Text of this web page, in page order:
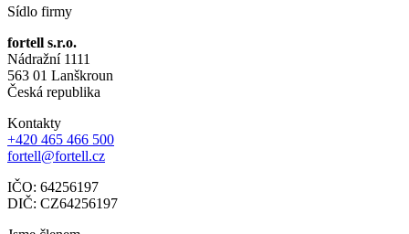
Sídlo firmy
fortell s.r.o.
Nádražní 1111
563 01 Lanškroun
Česká republika
Kontakty
+420 465 466 500
fortell@fortell.cz
IČO: 64256197
DIČ: CZ64256197